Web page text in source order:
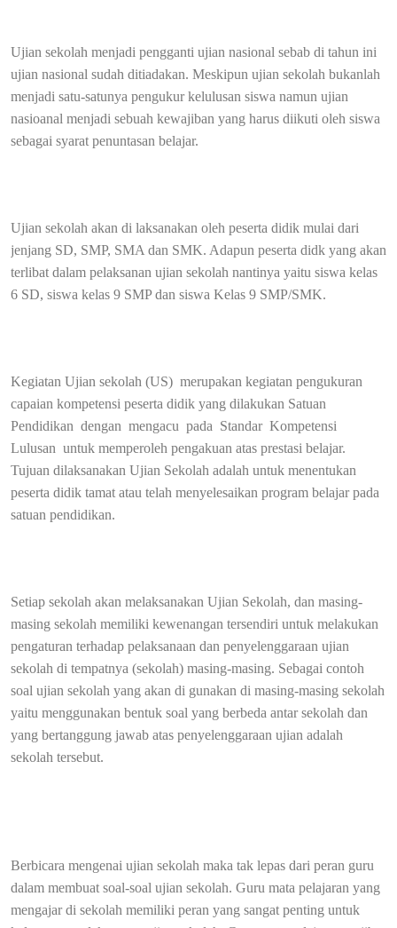
Ujian sekolah menjadi pengganti ujian nasional sebab di tahun ini
ujian nasional sudah ditiadakan. Meskipun ujian sekolah bukanlah
menjadi satu-satunya pengukur kelulusan siswa namun ujian
nasioanal menjadi sebuah kewajiban yang harus diikuti oleh siswa
sebagai syarat penuntasan belajar.
Ujian sekolah akan di laksanakan oleh peserta didik mulai dari
jenjang SD, SMP, SMA dan SMK. Adapun peserta didk yang akan
terlibat dalam pelaksanan ujian sekolah nantinya yaitu siswa kelas
6 SD, siswa kelas 9 SMP dan siswa Kelas 9 SMP/SMK.
Kegiatan Ujian sekolah (US) merupakan kegiatan pengukuran
capaian kompetensi peserta didik yang dilakukan Satuan
Pendidikan dengan mengacu pada Standar Kompetensi
Lulusan untuk memperoleh pengakuan atas prestasi belajar.
Tujuan dilaksanakan Ujian Sekolah adalah untuk menentukan
peserta didik tamat atau telah menyelesaikan program belajar pada
satuan pendidikan.
Setiap sekolah akan melaksanakan Ujian Sekolah, dan masing-
masing sekolah memiliki kewenangan tersendiri untuk melakukan
pengaturan terhadap pelaksanaan dan penyelenggaraan ujian
sekolah di tempatnya (sekolah) masing-masing. Sebagai contoh
soal ujian sekolah yang akan di gunakan di masing-masing sekolah
yaitu menggunakan bentuk soal yang berbeda antar sekolah dan
yang bertanggung jawab atas penyelenggaraan ujian adalah
sekolah tersebut.
Berbicara mengenai ujian sekolah maka tak lepas dari peran guru
dalam membuat soal-soal ujian sekolah. Guru mata pelajaran yang
mengajar di sekolah memiliki peran yang sangat penting untuk